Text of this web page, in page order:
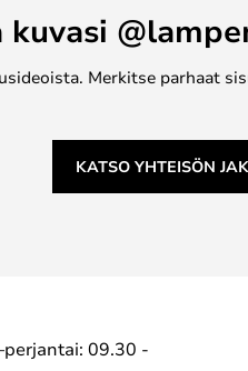
kuvasi
Merkitse parhaat
KATSO YHTEISÖN
09.30 -